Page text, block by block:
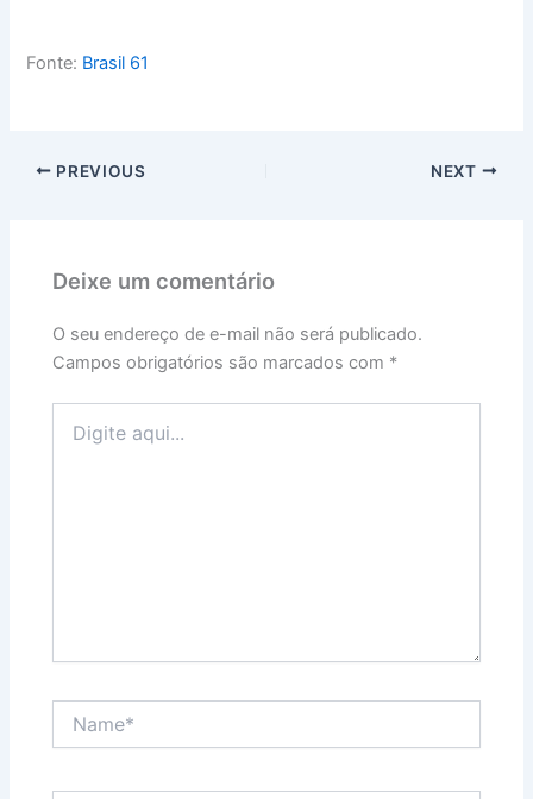
Fonte: Brasil 61
PREVIOUS NEXT
Deixe um comentário
O seu endereço de e-mail não será publicado.
Campos obrigatórios são marcados com *
aqui...